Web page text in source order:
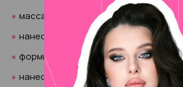
массаж верхнего века для устранения
нанесение базы;
формирование контуров вокруг глаз;
нанесение туши на ресницы.